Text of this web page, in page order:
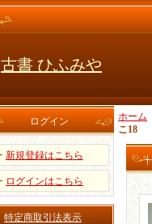
古書 ひふみや
ログイン
新規登録はこちら
ログインはこちら
特定商取引法表示
ホーム
こ18